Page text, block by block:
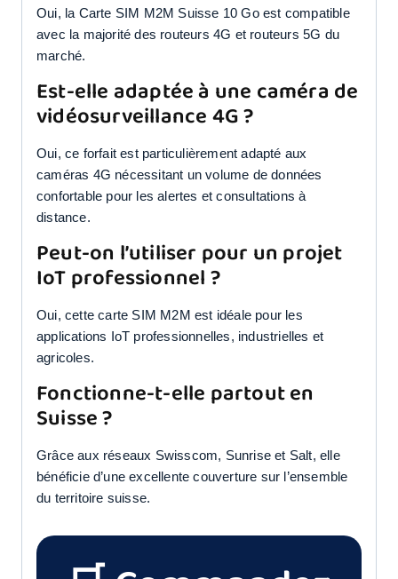
Oui, la Carte SIM M2M Suisse 10 Go est compatible
avec la majorité des routeurs 4G et routeurs 5G du
marché.
Est-elle adaptée à une caméra de
vidéosurveillance 4G ?
Oui, ce forfait est particulièrement adapté aux
caméras 4G nécessitant un volume de données
confortable pour les alertes et consultations à
distance.
Peut-on l’utiliser pour un projet
IoT professionnel ?
Oui, cette carte SIM M2M est idéale pour les
applications IoT professionnelles, industrielles et
agricoles.
Fonctionne-t-elle partout en
Suisse ?
Grâce aux réseaux Swisscom, Sunrise et Salt, elle
bénéficie d’une excellente couverture sur l’ensemble
du territoire suisse.